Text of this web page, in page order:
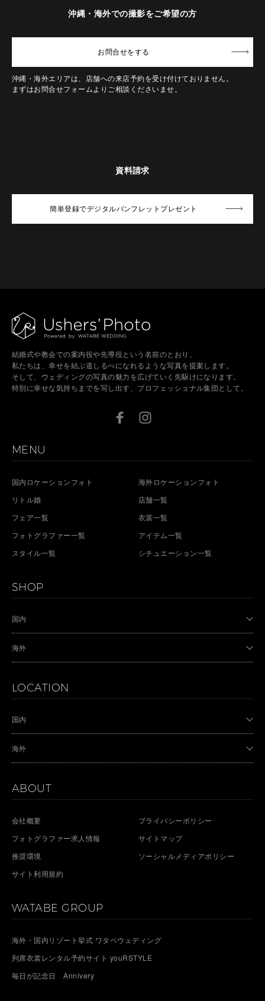
沖縄・海外での撮影をご希望の方
お問合せをする
沖縄・海外エリアは、店舗への来店予約を受け付けておりません。
まずはお問合せフォームよりご相談くださいませ。
資料請求
簡単登録でデジタルパンフレットプレゼント
結婚式や教会での案内役や先導役という名前のとおり、
私たちは、幸せを結ぶ道しるべになれるような写真を提案します。
そして、ウェディングの写真の魅力を広げていく先駆けになります。
特別に幸せな気持ちまでを写し出す、プロフェッショナル集団として。
MENU
国内ロケーションフォト
海外ロケーションフォト
リトル婚
店舗一覧
フェア一覧
衣裳一覧
フォトグラファー一覧
アイテム一覧
スタイル一覧
シチュエーション一覧
SHOP
国内
海外
LOCATION
国内
海外
ABOUT
会社概要
プライバシーポリシー
フォトグラファー求人情報
サイトマップ
推奨環境
ソーシャルメディアポリシー
サイト利用規約
WATABE GROUP
海外・国内リゾート挙式 ワタベウェディング
列席衣裳レンタル予約サイト youRSTYLE
毎日が記念日 Annivery